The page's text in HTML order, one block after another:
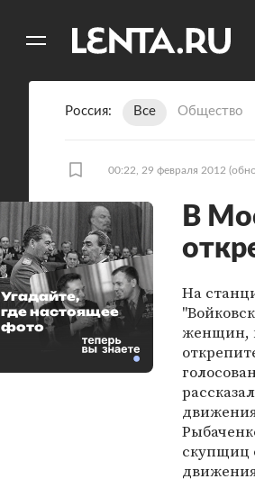
Россия Все Общество
00:22, 29 февраля 2012
В
На
женщин,
скупщиц
Угадайте,
где настоящее
фото